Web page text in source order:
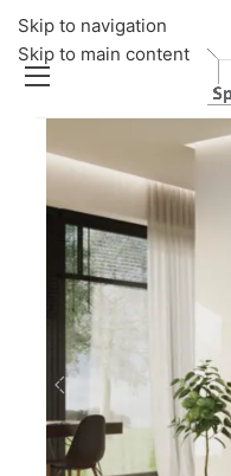
Skip to navigation
Skip to main content